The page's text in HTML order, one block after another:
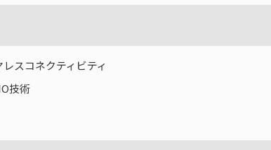
スコネクティビティ
技術